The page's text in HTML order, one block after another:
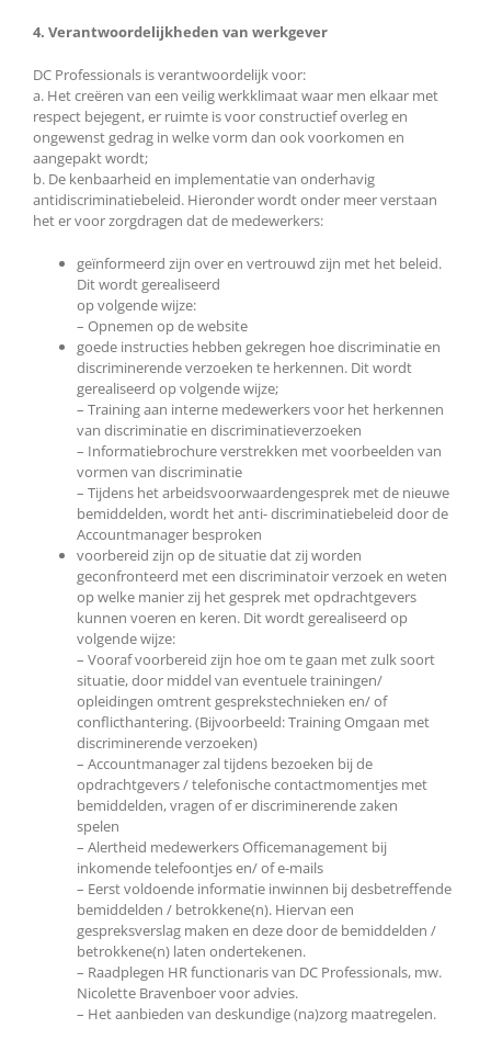
4. Verantwoordelijkheden van werkgever
DC Professionals is verantwoordelijk voor:
a. Het creëren van een veilig werkklimaat waar men elkaar met
respect bejegent, er ruimte is voor constructief overleg en
ongewenst gedrag in welke vorm dan ook voorkomen en
aangepakt wordt;
b. De kenbaarheid en implementatie van onderhavig
antidiscriminatiebeleid. Hieronder wordt onder meer verstaan
het er voor zorgdragen dat de medewerkers:
geïnformeerd zijn over en vertrouwd zijn met het beleid.
Dit wordt gerealiseerd
op volgende wijze:
– Opnemen op de website
goede instructies hebben gekregen hoe discriminatie en
discriminerende verzoeken te herkennen. Dit wordt
gerealiseerd op volgende wijze;
– Training aan interne medewerkers voor het herkennen
van discriminatie en discriminatieverzoeken
– Informatiebrochure verstrekken met voorbeelden van
vormen van discriminatie
– Tijdens het arbeidsvoorwaardengesprek met de nieuwe
bemiddelden, wordt het anti- discriminatiebeleid door de
Accountmanager besproken
voorbereid zijn op de situatie dat zij worden
geconfronteerd met een discriminatoir verzoek en weten
op welke manier zij het gesprek met opdrachtgevers
kunnen voeren en keren. Dit wordt gerealiseerd op
volgende wijze:
– Vooraf voorbereid zijn hoe om te gaan met zulk soort
situatie, door middel van eventuele trainingen/
opleidingen omtrent gesprekstechnieken en/ of
conflicthantering. (Bijvoorbeeld: Training Omgaan met
discriminerende verzoeken)
– Accountmanager zal tijdens bezoeken bij de
opdrachtgevers / telefonische contactmomentjes met
bemiddelden, vragen of er discriminerende zaken
spelen
– Alertheid medewerkers Officemanagement bij
inkomende telefoontjes en/ of e-mails
– Eerst voldoende informatie inwinnen bij desbetreffende
bemiddelden / betrokkene(n). Hiervan een
gespreksverslag maken en deze door de bemiddelden /
betrokkene(n) laten ondertekenen.
– Raadplegen HR functionaris van DC Professionals, mw.
Nicolette Bravenboer voor advies.
– Het aanbieden van deskundige (na)zorg maatregelen.